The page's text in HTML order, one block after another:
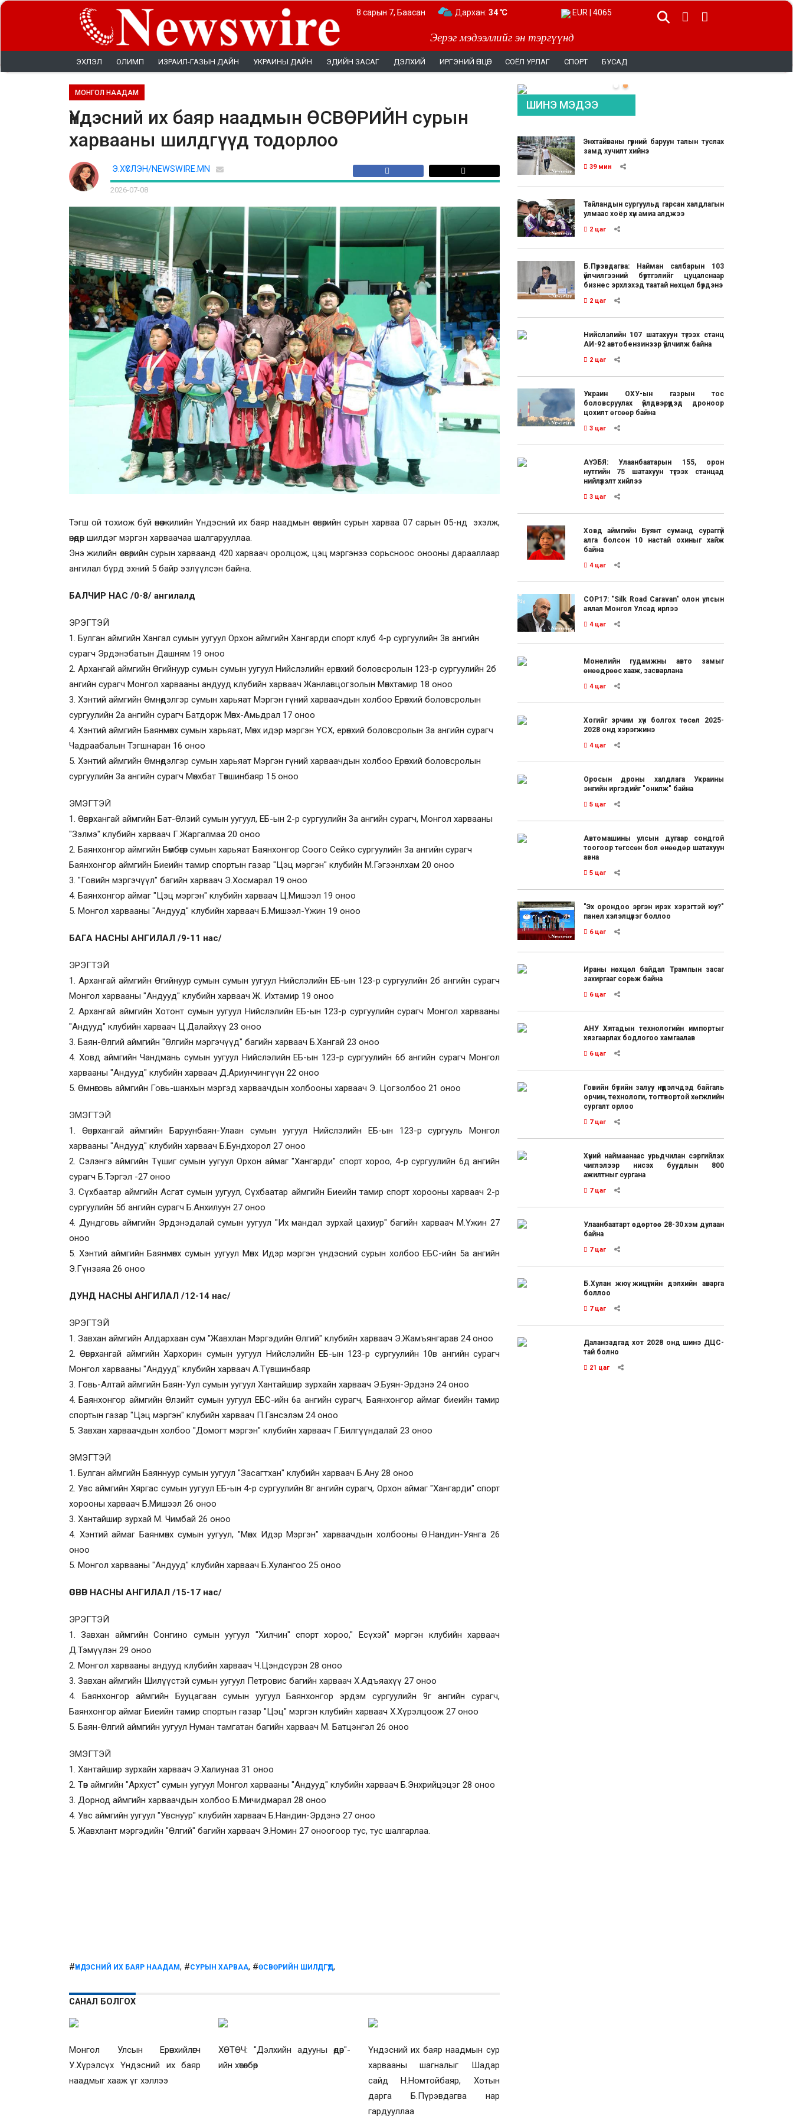
Эерэг мэдээллийг эн тэргүүнд
8 сарын 7, Баасан Дархан: 34 ℃ EUR | 4065
ЭХЛЭЛ ОЛИМП ИЗРАИЛ-ГАЗЫН ДАЙН УКРАИНЫ ДАЙН ЭДИЙН ЗАСАГ ДЭЛХИЙ ИРГЭНИЙ ӨНЦӨГ СОЁЛ УРЛАГ СПОРТ БУСАД
МОНГОЛ НААДАМ
Үндэсний их баяр наадмын ӨСВӨРИЙН сурын
харвааны шилдгүүд тодорлоо
Э.ХҮСЛЭН/NEWSWIRE.MN
2026-07-08
Тэгш ой тохиож буй өнөө жилийн Үндэсний их баяр наадмын өсвөрийн сурын харваа 07 сарын 05-нд эхэлж,
өнөөдөр шилдэг мэргэн харваачаа шалгарууллаа.
Энэ жилийн өсвөрийн сурын харваанд 420 харваач оролцож, цэц мэргэнээ сорьсноос онооны дарааллаар
ангилал бүрд эхний 5 байр эзлүүлсэн байна.
БАЛЧИР НАС /0-8/ ангилалд
ЭРЭГТЭЙ
1. Булган аймгийн Хангал сумын уугуул Орхон аймгийн Хангарди спорт клуб 4-р сургуулийн 3в ангийн
сурагч Эрдэнэбатын Дашням 19 оноо
2. Архангай аймгийн Өгийнуур сумын сумын уугуул Нийслэлийн ерөнхий боловсролын 123-р сургуулийн 2б
ангийн сурагч Монгол харвааны андууд клубийн харваач Жанлавцогзолын Мөнхтамир 18 оноо
3. Хэнтий аймгийн Өмнөдэлгэр сумын харьяат Мэргэн гүний харваачдын холбоо Ерөнхий боловсролын
сургуулийн 2а ангийн сурагч Батдорж Мөнх-Амьдрал 17 оноо
4. Хэнтий аймгийн Баянмөнх сумын харьяат, Мөнх идэр мэргэн ҮСХ, ерөнхий боловсролын 3а ангийн сурагч
Чадраабалын Тэгшнаран 16 оноо
5. Хэнтий аймгийн Өмнөдэлгэр сумын харьяат Мэргэн гүний харваачдын холбоо Ерөнхий боловсролын
сургуулийн 3а ангийн сурагч Мөнхбат Төвшинбаяр 15 оноо
ЭМЭГТЭЙ
1. Өвөрхангай аймгийн Бат-Өлзий сумын уугуул, ЕБ-ын 2-р сургуулийн 3а ангийн сурагч, Монгол харвааны
"Зэлмэ" клубийн харваач Г.Жаргалмаа 20 оноо
2. Баянхонгор аймгийн Бөмбөгөр сумын харьяат Баянхонгор Соого Сейко сургуулийн 3а ангийн сурагч
Баянхонгор аймгийн Биеийн тамир спортын газар "Цэц мэргэн" клубийн М.Гэгээнлхам 20 оноо
3. "Говийн мэргэчүүл" багийн харваач Э.Хосмарал 19 оноо
4. Баянхонгор аймаг "Цэц мэргэн" клубийн харваач Ц.Мишээл 19 оноо
5. Монгол харвааны "Андууд" клубийн харваач Б.Мишээл-Үжин 19 оноо
БАГА НАСНЫ АНГИЛАЛ /9-11 нас/
ЭРЭГТЭЙ
1. Архангай аймгийн Өгийнуур сумын сумын уугуул Нийслэлийн ЕБ-ын 123-р сургуулийн 2б ангийн сурагч
Монгол харвааны "Андууд" клубийн харваач Ж. Ихтамир 19 оноо
2. Архангай аймгийн Хотонт сумын уугуул Нийслэлийн ЕБ-ын 123-р сургуулийн сурагч Монгол харвааны
"Андууд" клубийн харваач Ц.Далайхүү 23 оноо
3. Баян-Өлгий аймгийн "Өлгийн мэргэчүүд" багийн харваач Б.Хангай 23 оноо
4. Ховд аймгийн Чандмань сумын уугуул Нийслэлийн ЕБ-ын 123-р сургуулийн 6б ангийн сурагч Монгол
харвааны "Андууд" клубийн харваач Д.Ариунчингүүн 22 оноо
5. Өмнөговь аймгийн Говь-шанхын мэргэд харваачдын холбооны харваач Э. Цогзолбоо 21 оноо
ЭМЭГТЭЙ
1. Өвөрхангай аймгийн Баруунбаян-Улаан сумын уугуул Нийслэлийн ЕБ-ын 123-р сургууль Монгол
харвааны "Андууд" клубийн харваач Б.Бундхорол 27 оноо
2. Сэлэнгэ аймгийн Түшиг сумын уугуул Орхон аймаг "Хангарди" спорт хороо, 4-р сургуулийн 6д ангийн
сурагч Б.Тэргэл -27 оноо
3. Сүхбаатар аймгийн Асгат сумын уугуул, Сүхбаатар аймгийн Биеийн тамир спорт хорооны харваач 2-р
сургуулийн 5б ангийн сурагч Б.Анхилуун 27 оноо
4. Дундговь аймгийн Эрдэнэдалай сумын уугуул "Их мандал зурхай цахиур" багийн харваач М.Үжин 27
оноо
5. Хэнтий аймгийн Баянмөнх сумын уугуул Мөнх Идэр мэргэн үндэсний сурын холбоо ЕБС-ийн 5а ангийн
Э.Гүнзаяа 26 оноо
ДУНД НАСНЫ АНГИЛАЛ /12-14 нас/
ЭРЭГТЭЙ
1. Завхан аймгийн Алдархаан сум "Жавхлан Мэргэдийн Өлгий" клубийн харваач Э.Жамъянгарав 24 оноо
2. Өвөрхангай аймгийн Хархорин сумын уугуул Нийслэлийн ЕБ-ын 123-р сургуулийн 10в ангийн сурагч
Монгол харвааны "Андууд" клубийн харваач А.Түвшинбаяр
3. Говь-Алтай аймгийн Баян-Уул сумын уугуул Хантайшир зурхайн харваач Э.Буян-Эрдэнэ 24 оноо
4. Баянхонгор аймгийн Өлзийт сумын уугуул ЕБС-ийн 6а ангийн сурагч, Баянхонгор аймаг биеийн тамир
спортын газар "Цэц мэргэн" клубийн харваач П.Гансэлэм 24 оноо
5. Завхан харваачдын холбоо "Домогт мэргэн" клубийн харваач Г.Билгүүндалай 23 оноо
ЭМЭГТЭЙ
1. Булган аймгийн Баяннуур сумын уугуул "Засагтхан" клубийн харваач Б.Ану 28 оноо
2. Увс аймгийн Хяргас сумын уугуул ЕБ-ын 4-р сургуулийн 8г ангийн сурагч, Орхон аймаг "Хангарди" спорт
хорооны харваач Б.Мишээл 26 оноо
3. Хантайшир зурхай М. Чимбай 26 оноо
4. Хэнтий аймаг Баянмөнх сумын уугуул, "Мөнх Идэр Мэргэн" харваачдын холбооны Ө.Нандин-Уянга 26
оноо
5. Монгол харвааны "Андууд" клубийн харваач Б.Хулангоо 25 оноо
ӨСВӨР НАСНЫ АНГИЛАЛ /15-17 нас/
ЭРЭГТЭЙ
1. Завхан аймгийн Сонгино сумын уугуул "Хилчин" спорт хороо," Есүхэй" мэргэн клубийн харваач
Д.Тэмүүлэн 29 оноо
2. Монгол харвааны андууд клубийн харваач Ч.Цэндсүрэн 28 оноо
3. Завхан аймгийн Шилүүстэй сумын уугуул Петровис багийн харваач Х.Адъяахүү 27 оноо
4. Баянхонгор аймгийн Бууцагаан сумын уугуул Баянхонгор эрдэм сургуулийн 9г ангийн сурагч,
Баянхонгор аймаг Биеийн тамир спортын газар "Цэц" мэргэн клубийн харваач Х.Хүрэлцоож 27 оноо
5. Баян-Өлгий аймгийн уугуул Нуман тамгатан багийн харваач М. Батцэнгэл 26 оноо
ЭМЭГТЭЙ
1. Хантайшир зурхайн харваач Э.Халиунаа 31 оноо
2. Төв аймгийн "Архуст" сумын уугуул Монгол харвааны "Андууд" клубийн харваач Б.Энхрийцэцэг 28 оноо
3. Дорнод аймгийн харваачдын холбоо Б.Мичидмарал 28 оноо
4. Увс аймгийн уугуул "Увснуур" клубийн харваач Б.Нандин-Эрдэнэ 27 оноо
5. Жавхлант мэргэдийн "Өлгий" багийн харваач Э.Номин 27 оноогоор тус, тус шалгарлаа.
#ҮНДЭСНИЙ ИХ БАЯР НААДАМ, #СУРЫН ХАРВАА, #ӨСВӨРИЙН ШИЛДГҮҮД,
САНАЛ БОЛГОХ
Монгол Улсын Ерөнхийлөгч
У.Хүрэлсүх Үндэсний их баяр
наадмыг хааж үг хэллээ
ХӨТӨЧ: "Дэлхийн адууны өдөр"-
ийн хөтөлбөр
Үндэсний их баяр наадмын сур
харвааны шагналыг Шадар
сайд Н.Номтойбаяр, Хотын
дарга Б.Пүрэвдагва нар
гардууллаа
ШИНЭ МЭДЭЭ
Энхтайваны гүүрний баруун талын туслах
замд хучилт хийнэ
39 мин
Тайландын сургуульд гарсан халдлагын
улмаас хоёр хүн амиа алджээ
2 цаг
Б.Пүрэвдагва: Найман салбарын 103
үйлчилгээний бүртгэлийг цуцалснаар
бизнес эрхлэхэд таатай нөхцөл бүрдэнэ
2 цаг
Нийслэлийн 107 шатахуун түгээх станц
АИ-92 автобензинээр үйлчилж байна
2 цаг
Украин ОХУ-ын газрын тос
боловсруулах үйлдвэрүүдэд дроноор
цохилт өгсөөр байна
3 цаг
АҮЭБЯ: Улаанбаатарын 155, орон
нутгийн 75 шатахуун түгээх станцад
нийлүүлэлт хийлээ
3 цаг
Ховд аймгийн Буянт суманд сураггүй
алга болсон 10 настай охиныг хайж
байна
4 цаг
COP17: "Silk Road Caravan" олон улсын
аялал Монгол Улсад ирлээ
4 цаг
Монелийн гудамжны авто замыг
өнөөдрөөс хааж, засварлана
4 цаг
Хогийг эрчим хүч болгох төсөл 2025-
2028 онд хэрэгжинэ
4 цаг
Оросын дроны халдлага Украины
энгийн иргэдийг "онилж" байна
5 цаг
Автомашины улсын дугаар сондгой
тоогоор төгссөн бол өнөөдөр шатахуун
авна
5 цаг
"Эх орондоо эргэн ирэх хэрэгтэй юу?"
панел хэлэлцүүлэг боллоо
6 цаг
Ираны нөхцөл байдал Трампын засаг
захиргааг сорьж байна
6 цаг
АНУ Хятадын технологийн импортыг
хязгаарлах бодлогоо хамгаалав
6 цаг
Говийн бүсийн залуу нүүдэлчдэд байгаль
орчин, технологи, тогтвортой хөгжлийн
сургалт орлоо
7 цаг
Хүний наймаанаас урьдчилан сэргийлэх
чиглэлээр нисэх буудлын 800
ажилтныг сургана
7 цаг
Улаанбаатарт өдөртөө 28-30 хэм дулаан
байна
7 цаг
Б.Хулан жюү жицүгийн дэлхийн аварга
боллоо
7 цаг
Даланзадгад хот 2028 онд шинэ ДЦС-
тай болно
21 цаг